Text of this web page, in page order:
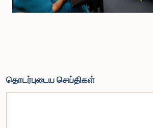
தொடர்புடைய செய்திகள்